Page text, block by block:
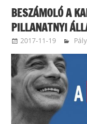
BESZÁMOLÓ A
PILLANATNYI
2017-11-19